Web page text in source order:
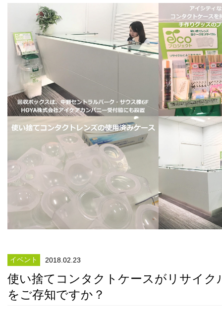
イベント 2018.02.23
使い捨てコンタクトケースがリサイク
をご存知ですか？